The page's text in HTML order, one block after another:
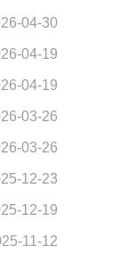
04-30
04-19
04-19
03-26
03-26
12-23
12-19
11-12